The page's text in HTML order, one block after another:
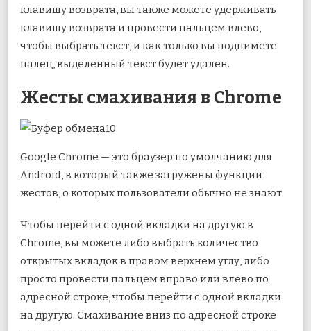
клавишу возврата, вы также можете удерживать
клавишу возврата и провести пальцем влево,
чтобы выбрать текст, и как только вы поднимете
палец, выделенный текст будет удален.
Жесты смахивания в Chrome
Google Chrome — это браузер по умолчанию для
Android, в который также загружены функции
жестов, о которых пользователи обычно не знают.
Чтобы перейти с одной вкладки на другую в
Chrome, вы можете либо выбрать количество
открытых вкладок в правом верхнем углу, либо
просто провести пальцем вправо или влево по
адресной строке, чтобы перейти с одной вкладки
на другую. Смахивание вниз по адресной строке